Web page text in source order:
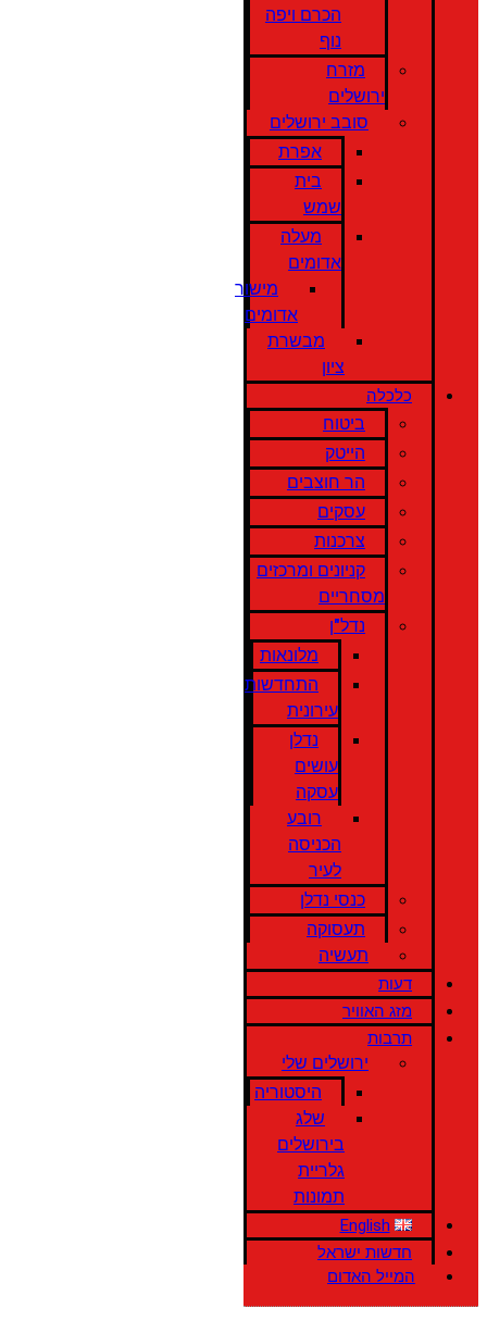
הכרם ויפה
נוף
מזרח
ירושלים
סובב ירושלים
אפרת
בית
שמש
מעלה
אדומים
מישור
אדומים
מבשרת
ציון
כלכלה
ביטוח
הייטק
הר חוצבים
עסקים
צרכנות
קניונים ומרכזים
מסחריים
נדל"ן
מלונאות
התחדשות
עירונית
נדלן
עושים
עסקה
רובע
הכניסה
לעיר
כנסי נדלן
תעסוקה
תעשיה
דעות
מזג האוויר
תרבות
ירושלים שלי
היסטוריה
שלג
בירושלים
גלריית
תמונות
English
חדשות ישראל
המייל האדום